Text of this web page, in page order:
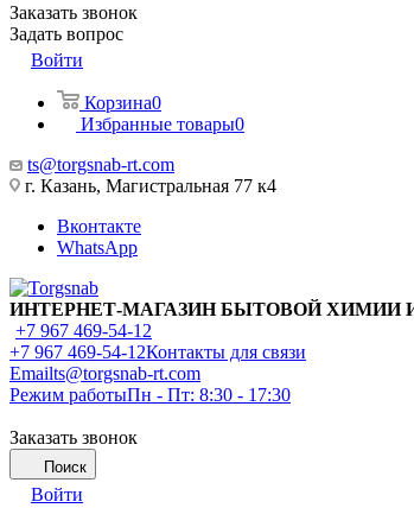
Заказать звонок
Задать вопрос
Войти
Корзина0
Избранные товары0
ts@torgsnab-rt.com
г. Казань, Магистральная 77 к4
Вконтакте
WhatsApp
ИНТЕРНЕТ-МАГАЗИН БЫТОВОЙ
+7 967 469-54-12
+7 967 469-54-12Контакты для связи
Emailts@torgsnab-rt.com
Режим работыПн - Пт: 8:30 - 17:30
Заказать звонок
Поиск
Войти